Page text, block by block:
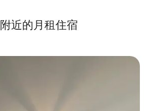
附近的月租住宿